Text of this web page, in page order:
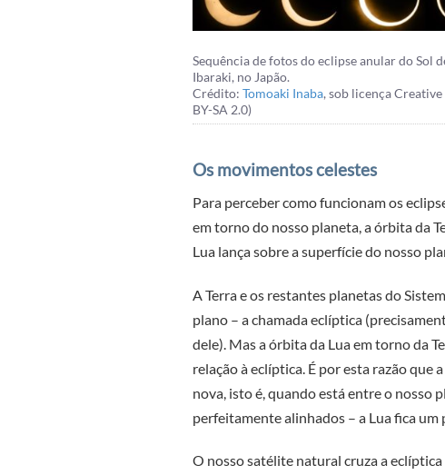
Sequência de fotos do eclipse anular do Sol
Ibaraki, no Japão.
Crédito: Tomoaki Inaba, sob licença
BY-SA 2.0)
Os movimentos celestes
Para perceber como funcionam os
em torno do nosso planeta, a órbita da
Lua lança sobre a superfície do nosso
A Terra e os restantes planetas do
plano – a chamada eclíptica
dele). Mas a órbita da Lua em torno da
relação à eclíptica. É por esta razão que
nova, isto é, quando está entre o nosso
perfeitamente alinhados – a Lua fica um
O nosso satélite natural cruza a